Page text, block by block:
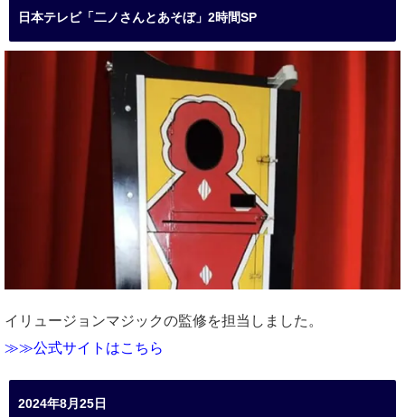
日本テレビ「二ノさんとあそぼ」2時間SP
イリュージョンマジックの監修を担当しました。
≫≫公式サイトはこちら
2024年8月25日